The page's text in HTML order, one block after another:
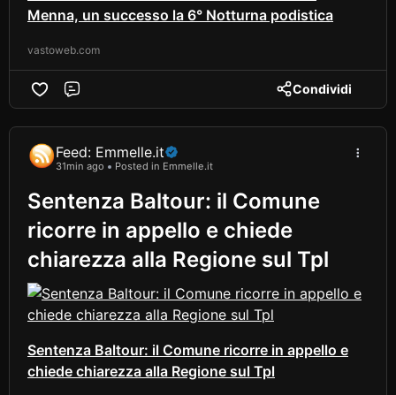
Menna, un successo la 6° Notturna podistica
vastoweb.com
Condividi
Feed: Emmelle.it
31min ago Posted in Emmelle.it
Sentenza Baltour: il Comune
ricorre in appello e chiede
chiarezza alla Regione sul Tpl
Sentenza Baltour: il Comune ricorre in appello e
chiede chiarezza alla Regione sul Tpl